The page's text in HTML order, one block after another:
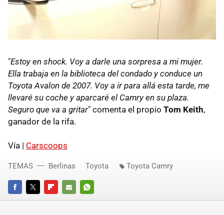
"Estoy en shock. Voy a darle una sorpresa a mi mujer.
Ella trabaja en la biblioteca del condado y conduce un
Toyota Avalon de 2007. Voy a ir para allá esta tarde, me
llevaré su coche y aparcaré el Camry en su plaza.
Seguro que va a gritar" comenta el propio Tom Keith,
ganador de la rifa.
Vía | Carscoops
FACEBOOKTWITTERFLIPBOARD
E-
WHATSAPP
TEMAS Berlinas Toyota Toyota Camry